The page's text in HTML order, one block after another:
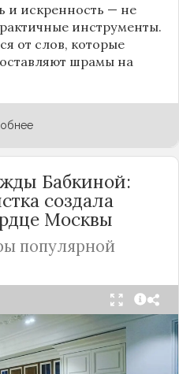
и искренность — не
инструменты.
от слов, которые
шрамы на
Бабкиной:
создала
Москвы
популярной
Надежда Бабкина,
к традиционному
удивила